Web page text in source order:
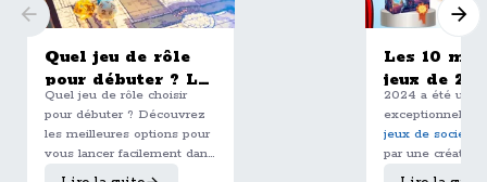
Quel jeu de rôle
pour débuter ? Le
guide complet
pour bien choisir
son premier JDR
Quel jeu de rôle choisir
pour débuter ? Découvrez
les meilleures options pour
vous lancer facilement dans
Les 10
jeux de
selon
2024 a été une
exceptionnelle
jeux de société
par une